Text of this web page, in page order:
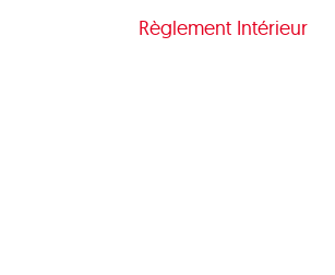
Règlement Intérieur